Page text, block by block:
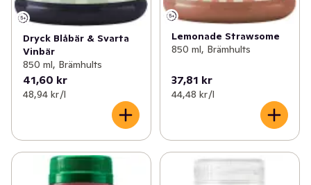
Dryck Blåbär & Svarta
Vinbär
850 ml, Brämhults
41,60 kr
48,94 kr /l
Lemonade Strawsome
850 ml, Brämhults
37,81 kr
44,48 kr /l